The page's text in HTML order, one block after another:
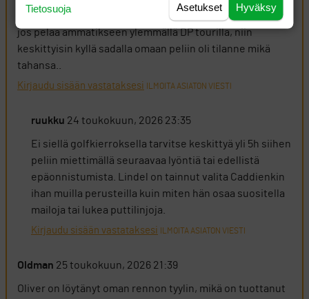
Joo ymmärrän että ”kaverin hyvä tulos” kiinnostaa, mutta
jos pelaa ammatikseen ylemmällä DP tourilla, niin
keskittyisin kyllä sadalla omaan peliin oli tilanne mikä
tahansa..
Kirjaudu sisään vastataksesi ILMOITA ASIATON VIESTI
ruukku 24 toukokuun, 2026 23:35
Ei siellä golfkierroksella tarvitse keskittyä yli 5h siihen
peliin miettimällä seuraavaa lyöntiä tai edellistä
epäonnistumista. Lindel on tainnut valita Caddienkin
ihan muilla perusteilla kuin miten hän osaa suositella
mailoja tai lukea puttilinjoja.
Kirjaudu sisään vastataksesi ILMOITA ASIATON VIESTI
Oldman 25 toukokuun, 2026 21:39
Oliver on löytänyt oman rennon tyylin, mikä on tuottanut
Hyväksy
Asetukset
Tietosuoja